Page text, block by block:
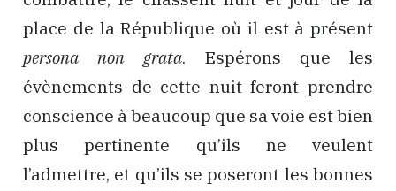
place de la République où il est à présent
persona non grata. Espérons que les
évènements de cette nuit feront prendre
conscience à beaucoup que sa voie est bien
plus pertinente qu’ils ne veulent
l’admettre, et qu’ils se poseront les bonnes